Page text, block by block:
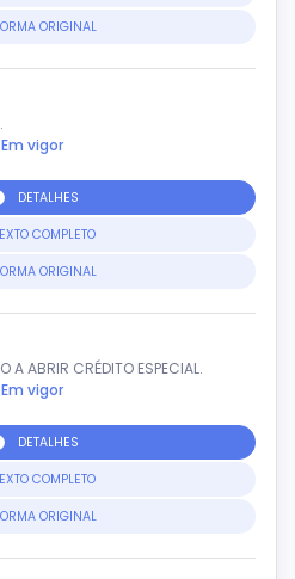
ORIGINAL
Em vigor
DETALHES
COMPLETO
ORIGINAL
A ABRIR CRÉDITO ESPECIAL.
Em vigor
DETALHES
COMPLETO
ORIGINAL